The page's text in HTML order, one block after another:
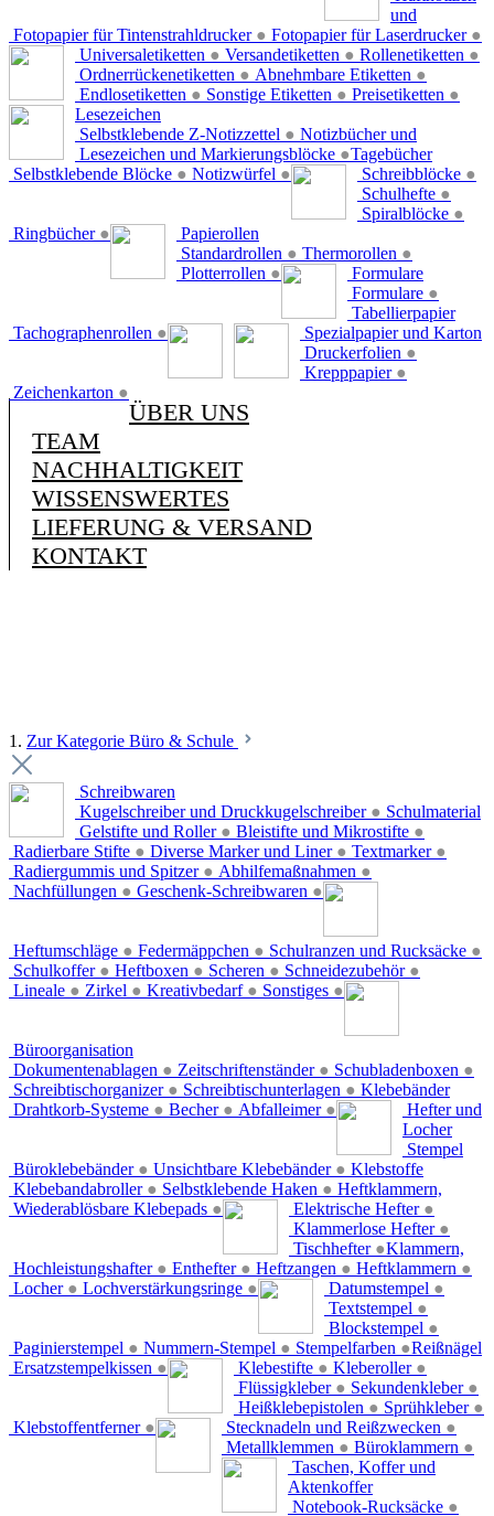
Fotopapier für Tintenstrahldrucker ● Fotopapier für Laserdrucker ●
Universaletiketten ● Versandetiketten ● Rollenetiketten ●
Ordnerrückenetiketten ● Abnehmbare Etiketten ●
Endlosetiketten ● Sonstige Etiketten ● Preisetiketten ●
und
Lesezeichen
Selbstklebende Z-Notizzettel ●
Lesezeichen und Markierungsblöcke ●
Selbstklebende Blöcke ● Notizwürfel ●
Notizbücher und
Tagebücher
Schreibblöcke ●
Schulhefte ●
Spiralblöcke ●
Ringbücher ●
Papierollen
Standardrollen ● Thermorollen ●
Plotterrollen ●
Formulare
Formulare ●
Tachographenrollen ●
Tabellierpapier
Spezialpapier und Karton
Druckerfolien ●
Krepppapier ●
Zeichenkarton ●
ÜBER UNS
TEAM
NACHHALTIGKEIT
WISSENSWERTES
LIEFERUNG & VERSAND
KONTAKT
1. Zur Kategorie Büro & Schule
Schreibwaren
Kugelschreiber und Druckkugelschreiber ●
Gelstifte und Roller ● Bleistifte und Mikrostifte ●
Radierbare Stifte ● Diverse Marker und Liner ● Textmarker ●
Radiergummis und Spitzer ● Abhilfemaßnahmen ●
Nachfüllungen ● Geschenk-Schreibwaren ●
Schulmaterial
Heftumschläge ● Federmäppchen ● Schulranzen und Rucksäcke ●
Schulkoffer ● Heftboxen ● Scheren ● Schneidezubehör ●
Lineale ● Zirkel ● Kreativbedarf ● Sonstiges ●
Büroorganisation
Dokumentenablagen ● Zeitschriftenständer ● Schubladenboxen ●
Schreibtischorganizer ● Schreibtischunterlagen ●
Drahtkorb-Systeme ● Becher ● Abfalleimer ●
Klebebänder
Büroklebebänder ● Unsichtbare Klebebänder ●
Klebebandabroller ● Selbstklebende Haken ●
Wiederablösbare Klebepads ●
Hefter und
Locher
Elektrische Hefter ●
Klammerlose Hefter ●
Tischhefter ●
Hochleistungshafter ● Enthefter ● Heftzangen ● Heftklammern ●
Locher ● Lochverstärkungsringe ●
Stempel
Datumstempel ●
Textstempel ●
Blockstempel ●
Paginierstempel ● Nummern-Stempel ● Stempelfarben ●
Ersatzstempelkissen ●
Klebstoffe
Klebestifte ● Kleberoller ●
Flüssigkleber ● Sekundenkleber ●
Heißklebepistolen ● Sprühkleber ●
Klebstoffentferner ●
Heftklammern,
Klammern,
Reißnägel
Stecknadeln und Reißzwecken ●
Metallklemmen ● Büroklammern ●
Taschen, Koffer und
Aktenkoffer
Notebook-Rucksäcke ●